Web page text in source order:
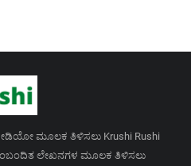
ಮೂಲಕ ತಿಳಿಸಲು Krushi Rushi
ಲೇಖನಗಳ ಮೂಲಕ ತಿಳಿಸಲು